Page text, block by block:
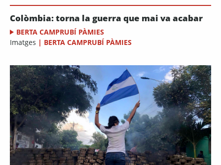
Colòmbia: torna la guerra que mai va acabar
BERTA CAMPRUBÍ PÀMIES
Imatges | BERTA CAMPRUBÍ PÀMIES